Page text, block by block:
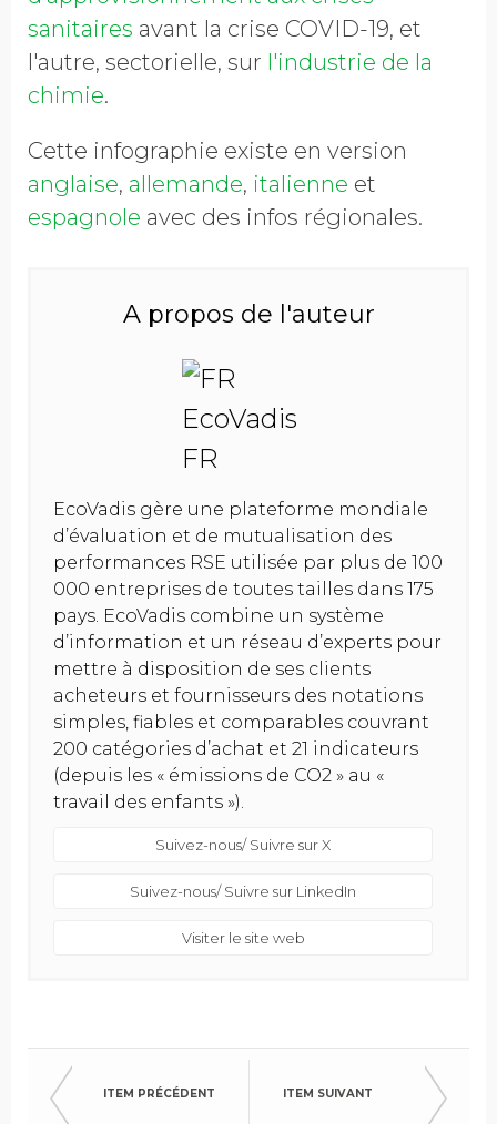
sanitaires avant la crise COVID-19, et
l'autre, sectorielle, sur l'industrie de la
chimie.
Cette infographie existe en version
anglaise, allemande, italienne et
espagnole avec des infos régionales.
A propos de l'auteur
EcoVadis gère une plateforme mondiale
d’évaluation et de mutualisation des
performances RSE utilisée par plus de 100
000 entreprises de toutes tailles dans 175
pays. EcoVadis combine un système
d’information et un réseau d’experts pour
mettre à disposition de ses clients
acheteurs et fournisseurs des notations
simples, fiables et comparables couvrant
200 catégories d’achat et 21 indicateurs
(depuis les « émissions de CO2 » au «
travail des enfants »).
Suivez-nous/ Suivre sur X
Suivez-nous/ Suivre sur LinkedIn
Visiter le site web
ITEM PRÉCÉDENT ITEM SUIVANT